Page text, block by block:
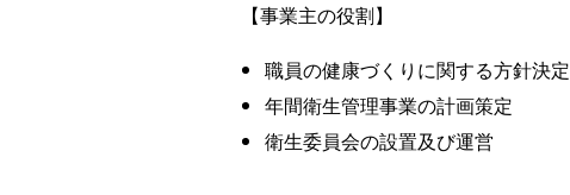
【事業主の役割】
職員の健康づくりに関する方針決定
年間衛生管理事業の計画策定
衛生委員会の設置及び運営